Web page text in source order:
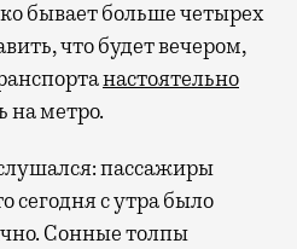
бывает больше четырех
что будет вечером,
настоятельно
на метро.
пассажиры
сегодня с утра было
Сонные толпы